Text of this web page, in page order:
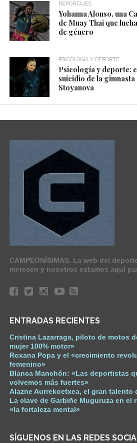
REPORTAJES
Yohanna Alonso, una
de Muay Thai que
de género
PSICOLOGÍA Y DEPORTE
Psicología y deporte:
suicidio de la
Stoyanova
CAMPEONÍSIMAS. La web del
merecen y nosotros estamos aquí
ENTRADAS RECIENTES
Cristina Lazarraga, piloto de motos
mujer 100% motor»
Roxana Popa y el «crecimiento
femenino»
Blanca Manchón: «Las deportistas
volvemos más fuertes»
Alazne Aurrekoetxea, el gran talento
La clave de Garbiñe Muguruza en el
«la fortaleza mental»
SÍGUENOS EN LAS REDES